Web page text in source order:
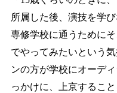
所属した後、演技を学
専修学校に通うために
でやってみたいという
ンの方が学校にオーデ
っかけに、上京すること